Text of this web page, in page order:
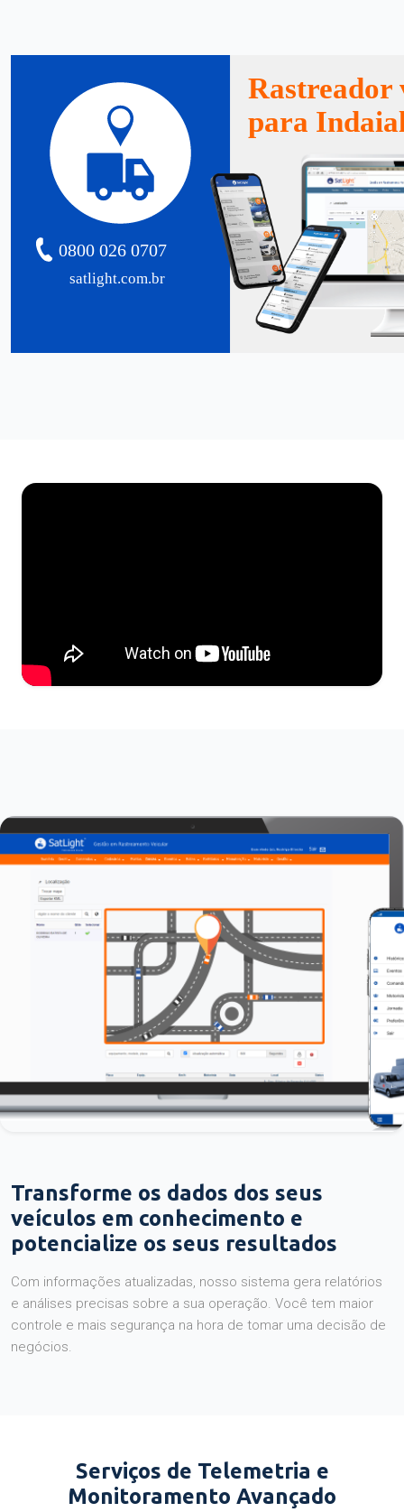
satlight.com.br
0800 026 0707
Rastreador
para
Transforme os dados dos seus
veículos em conhecimento e
potencialize os seus resultados
Com informações atualizadas, nosso sistema gera relatórios
e análises precisas sobre a sua operação. Você tem maior
controle e mais segurança na hora de tomar uma decisão de
negócios.
Serviços de Telemetria e
Monitoramento Avançado